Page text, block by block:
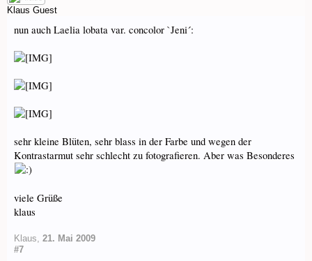
Klaus Guest
nun auch Laelia lobata var. concolor `Jeni´:
sehr kleine Blüten, sehr blass in der Farbe und wegen der
Kontrastarmut sehr schlecht zu fotografieren. Aber was Besonderes
viele Grüße
klaus
Klaus, 21. Mai 2009
#7